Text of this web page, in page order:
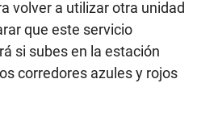
volver a utilizar otra unidad
que este servicio
si subes en la estación
corredores azules y rojos